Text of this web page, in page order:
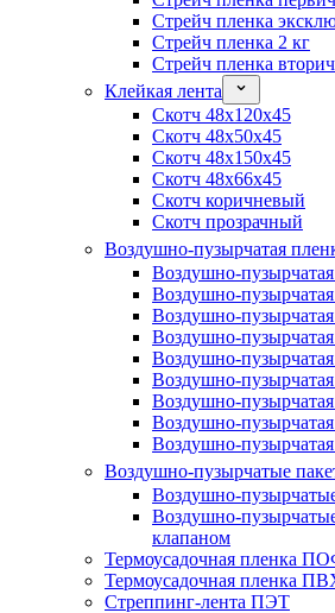
Стрейч пленка
Стрейч пленка 2 кг
Стрейч пленка
Клейкая лента
Скотч 48x120x45
Скотч 48x50x45
Скотч 48x150x45
Скотч 48x66x45
Скотч коричневый
Скотч прозрачный
Воздушно-пузырчатая
Воздушно-
Воздушно-
Воздушно-
Воздушно-
Воздушно-
Воздушно-
Воздушно-
Воздушно-
Воздушно-
Воздушно-пузырчатые
Воздушно-
Воздушно-
клапаном
Термоусадочная пленка
Термоусадочная пленка
Стреппинг-лента ПЭТ